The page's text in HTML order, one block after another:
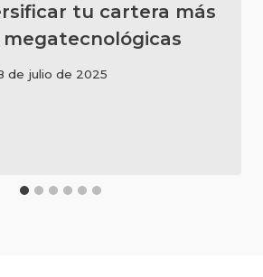
tu cartera más
megatecnológicas
de julio de 2025